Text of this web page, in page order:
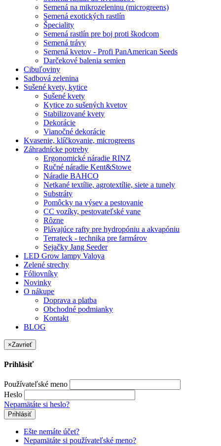
Semená na mikrozeleninu (microgreens)
Semená exotických rastlín
Špeciality
Semená rastlín pre boj proti škodcom
Semená trávy
Semená kvetov - Profi PanAmerican Seeds
Darčekové balenia semien
Cibuľoviny
Sadbová zelenina
Sušené kvety, kytice
Sušené kvety
Kytice zo sušených kvetov
Stabilizované kvety
Dekorácie
Vianočné dekorácie
Kvasenie, klíčkovanie, microgreens
Záhradnícke potreby
Ergonomické náradie RINZ
Ručné náradie Kent&Stowe
Náradie BAHCO
Netkané textílie, agrotextílie, siete a tunely
Substráty
Pomôcky na výsev a pestovanie
CC vozíky, pestovateľské vane
Rôzne
Plávajúce rafty pre hydropóniu a akvapóniu
Terrateck - technika pre farmárov
Sejačky Jang Seeder
LED Grow lampy Valoya
Zelené strechy
Fóliovníky
Novinky
O nákupe
Doprava a platba
Obchodné podmianky
Kontakt
BLOG
×Zavrieť
Prihlásiť
Používateľské meno
Heslo
Nepamätáte si heslo?
Prihlásiť
Ešte nemáte účet?
Nepamätáte si používateľské meno?